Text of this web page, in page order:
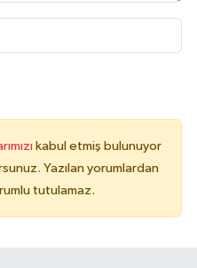
kabul etmiş bulunuyor
Yazılan yorumlardan
tutulamaz.